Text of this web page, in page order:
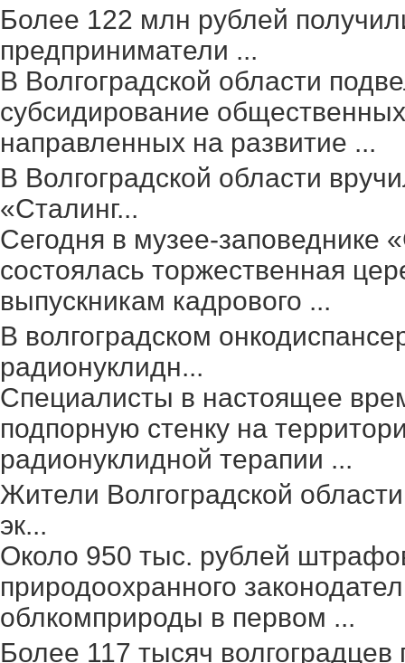
Более 122 млн рублей
предприниматели ...
В Волгоградской области
субсидирование
направленных на развитие ...
В Волгоградской области
«Сталинг...
Сегодня в музее-заповеднике
состоялась торжественная
выпускникам кадрового ...
В волгоградском
радионуклидн...
Специалисты в настоящее
подпорную стенку на
радионуклидной терапии ...
Жители Волгоградской
эк...
Около 950 тыс. рублей
природоохранного
облкомприроды в первом ...
Более 117 тысяч